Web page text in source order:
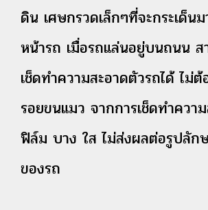
ดิน เศษกรวดเล็กๆที่จะกระเด็น
หน้ารถ เมื่อรถแล่นอยู่บนถนน ส
เช็ดทำความสะอาดตัวรถได้ ไม่ต้
รอยขนแมว จากการเช็ดทำควา
ฟิล์ม บาง ใส ไม่ส่งผลต่อรูปลั
ของรถ